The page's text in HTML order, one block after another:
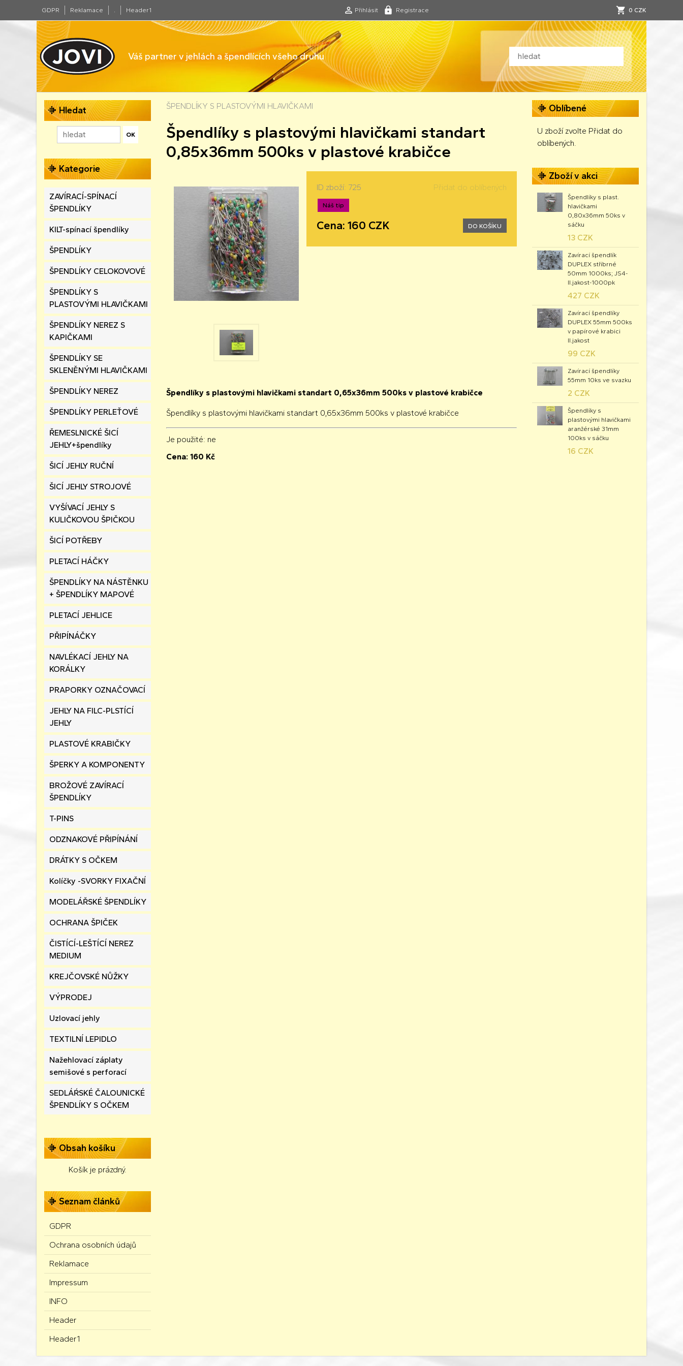
GDPR Reklamace . Header1 Přihlásit Registrace 0 CZK
Váš partner v jehlách a špendlících všeho druhu
Hledat
Kategorie
ZAVÍRACÍ-SPÍNACÍ
ŠPENDLÍKY
KILT-spínací špendlíky
ŠPENDLÍKY
ŠPENDLÍKY CELOKOVOVÉ
ŠPENDLÍKY S
PLASTOVÝMI HLAVIČKAMI
ŠPENDLÍKY NEREZ S
KAPIČKAMI
ŠPENDLÍKY SE
SKLENĚNÝMI HLAVIČKAMI
ŠPENDLÍKY NEREZ
ŠPENDLÍKY PERLEŤOVÉ
ŘEMESLNICKÉ ŠICÍ
JEHLY+špendlíky
ŠICÍ JEHLY RUČNÍ
ŠICÍ JEHLY STROJOVÉ
VYŠÍVACÍ JEHLY S
KULIČKOVOU ŠPIČKOU
ŠICÍ POTŘEBY
PLETACÍ HÁČKY
ŠPENDLÍKY NA NÁSTĚNKU
+ ŠPENDLÍKY MAPOVÉ
PLETACÍ JEHLICE
PŘIPÍNÁČKY
NAVLÉKACÍ JEHLY NA
KORÁLKY
PRAPORKY OZNAČOVACÍ
JEHLY NA FILC-PLSTÍCÍ
JEHLY
PLASTOVÉ KRABIČKY
ŠPERKY A KOMPONENTY
BROŽOVÉ ZAVÍRACÍ
ŠPENDLÍKY
T-PINS
ODZNAKOVÉ PŘIPÍNÁNÍ
DRÁTKY S OČKEM
Kolíčky -SVORKY FIXAČNÍ
MODELÁŘSKÉ ŠPENDLÍKY
OCHRANA ŠPIČEK
ČISTÍCÍ-LEŠTÍCÍ NEREZ
MEDIUM
KREJČOVSKÉ NŮŽKY
VÝPRODEJ
Uzlovací jehly
TEXTILNÍ LEPIDLO
Nažehlovací záplaty
semišové s perforací
SEDLÁŔSKÉ ČALOUNICKÉ
ŠPENDLÍKY S OČKEM
Obsah košíku
Košík je prázdný.
Seznam článků
GDPR
Ochrana osobních údajů
Reklamace
Impressum
INFO
Header
Header1
ŠPENDLÍKY S PLASTOVÝMI HLAVIČKAMI
Špendlíky s plastovými hlavičkami standart
0,85x36mm 500ks v plastové krabičce
ID zboží: 725
Náš tip
Přidat do oblíbených
Cena: 160 CZK DO KOŠÍKU
Špendlíky s plastovými hlavičkami standart 0,65x36mm 500ks v plastové krabičce
Špendlíky s plastovými hlavičkami standart 0,65x36mm 500ks v plastové krabičce
Je použité: ne
Cena: 160 Kč
Oblíbené
U zboží zvolte Přidat do
oblíbených.
Zboží v akci
Špendlíky s plast.
hlavičkami
0,80x36mm 50ks v
sáčku
13 CZK
Zavírací špendlík
DUPLEX stříbrné
50mm 1000ks; JS4-
II.jakost-1000pk
427 CZK
Zavírací špendlíky
DUPLEX 55mm 500ks
v papírové krabici
II.jakost
99 CZK
Zavírací špendlíky
55mm 10ks ve svazku
2 CZK
Špendlíky s
plastovými hlavičkami
aranžérské 31mm
100ks v sáčku
16 CZK